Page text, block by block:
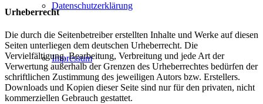
Datenschutzerklärung
Impressum
Urheberrecht
Die durch die Seitenbetreiber erstellten Inhalte und Werke auf diesen
Seiten unterliegen dem deutschen Urheberrecht. Die
Vervielfältigung, Bearbeitung, Verbreitung und jede Art der
Verwertung außerhalb der Grenzen des Urheberrechtes bedürfen der
schriftlichen Zustimmung des jeweiligen Autors bzw. Erstellers.
Downloads und Kopien dieser Seite sind nur für den privaten, nicht
kommerziellen Gebrauch gestattet.